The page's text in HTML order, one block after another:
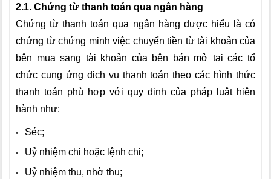
2.1. Chứng từ thanh toán qua ngân hàng
Chứng từ thanh toán qua ngân hàng được hiểu là có
chứng từ chứng minh việc chuyển tiền từ tài khoản của
bên mua sang tài khoản của bên bán mở tại các tổ
chức cung ứng dịch vụ thanh toán theo các hình thức
thanh toán phù hợp với quy định của pháp luật hiện
hành như:
Séc;
Uỷ nhiệm chi hoặc lệnh chi;
Uỷ nhiệm thu, nhờ thu;